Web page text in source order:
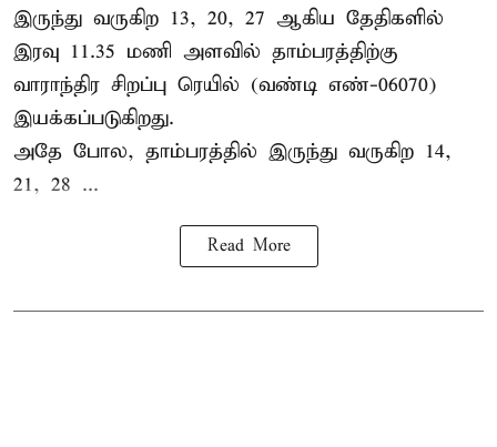
இருந்து வருகிற 13, 20, 27 ஆகிய தேதிகளில்
இரவு 11.35 மணி அளவில் தாம்பரத்திற்கு
வாராந்திர சிறப்பு ரெயில் (வண்டி எண்-06070)
இயக்கப்படுகிறது.
அதே போல, தாம்பரத்தில் இருந்து வருகிற 14,
21, 28 ...
Read More